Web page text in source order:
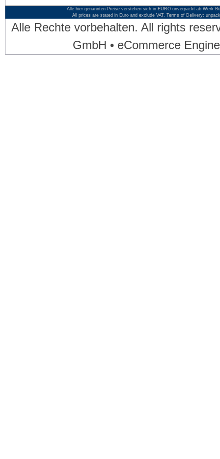
Alle hier genannten Preise verstehen sich in EURO unverpackt ab Werk
All prices are stated in Euro and exclude VAT. Terms of Delivery:
Alle Rechte vorbehalten. All rights
GmbH • eCommerce